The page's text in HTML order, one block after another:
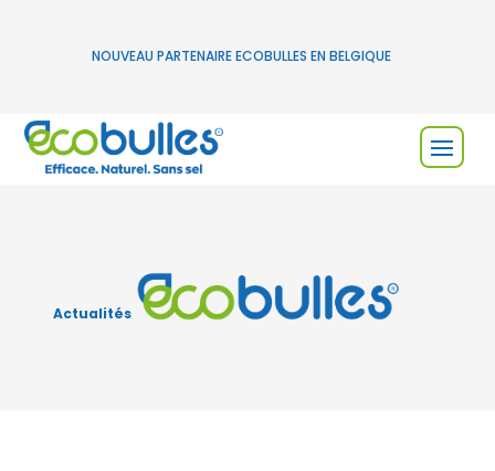
NOUVEAU PARTENAIRE ECOBULLES EN BELGIQUE
Actualités